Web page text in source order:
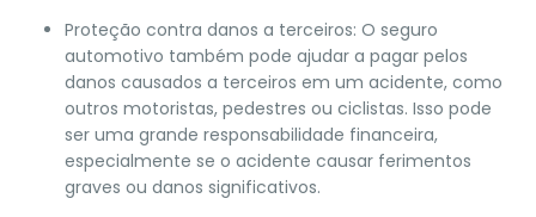
Proteção contra danos a terceiros: O seguro
automotivo também pode ajudar a pagar pelos
danos causados a terceiros em um acidente, como
outros motoristas, pedestres ou ciclistas. Isso pode
ser uma grande responsabilidade financeira,
especialmente se o acidente causar ferimentos
graves ou danos significativos.